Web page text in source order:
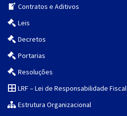
Contratos e Aditivos
Leis
Decretos
Portarias
Resoluções
LRF – Lei de Responsabilidade Fiscal
Estrutura Organizacional